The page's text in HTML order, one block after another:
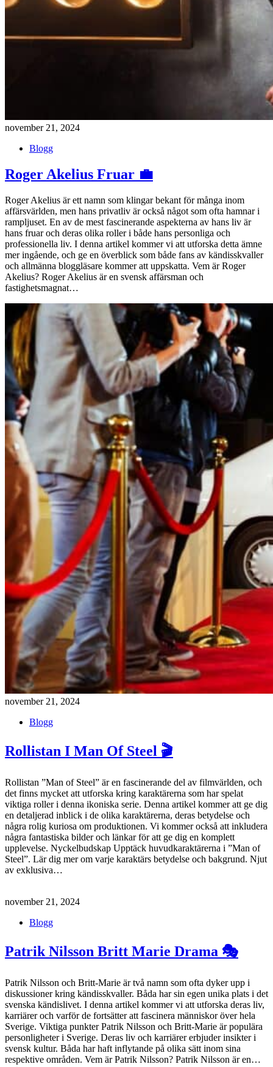
november 21, 2024
Blogg
Roger Akelius Fruar 💼
Roger Akelius är ett namn som klingar bekant för många inom
affärsvärlden, men hans privatliv är också något som ofta hamnar i
rampljuset. En av de mest fascinerande aspekterna av hans liv är
hans fruar och deras olika roller i både hans personliga och
professionella liv. I denna artikel kommer vi att utforska detta ämne
mer ingående, och ge en överblick som både fans av kändisskvaller
och allmänna bloggläsare kommer att uppskatta. Vem är Roger
Akelius? Roger Akelius är en svensk affärsman och
fastighetsmagnat…
november 21, 2024
Blogg
Rollistan I Man Of Steel 🎬
Rollistan ”Man of Steel” är en fascinerande del av filmvärlden, och
det finns mycket att utforska kring karaktärerna som har spelat
viktiga roller i denna ikoniska serie. Denna artikel kommer att ge dig
en detaljerad inblick i de olika karaktärerna, deras betydelse och
några rolig kuriosa om produktionen. Vi kommer också att inkludera
några fantastiska bilder och länkar för att ge dig en komplett
upplevelse. Nyckelbudskap Upptäck huvudkaraktärerna i ”Man of
Steel”. Lär dig mer om varje karaktärs betydelse och bakgrund. Njut
av exklusiva…
november 21, 2024
Blogg
Patrik Nilsson Britt Marie Drama 🎭
Patrik Nilsson och Britt-Marie är två namn som ofta dyker upp i
diskussioner kring kändisskvaller. Båda har sin egen unika plats i det
svenska kändislivet. I denna artikel kommer vi att utforska deras liv,
karriärer och varför de fortsätter att fascinera människor över hela
Sverige. Viktiga punkter Patrik Nilsson och Britt-Marie är populära
personligheter i Sverige. Deras liv och karriärer erbjuder insikter i
svensk kultur. Båda har haft inflytande på olika sätt inom sina
respektive områden. Vem är Patrik Nilsson? Patrik Nilsson är en…